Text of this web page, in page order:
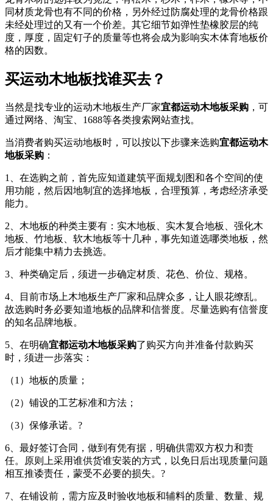
同材质龙骨也有不同的价格，另外经过防腐处理的龙骨价格跟
未经处理过的又有一个价差。其它细节如弹性垫橡胶层的纯
度，厚度，固定钉子的质量等也将会成为影响实木体育地板价
格的因数。
买运动木地板找谁买去？
当然是找专业的运动木地板生产厂家宜都运动木地板采购 ，可
通过网络、淘宝、1688等各类搜索网站查找。
当消费者购买运动地板时，可以按以下步骤来选购宜都运动木
地板采购 ：
1、在选购之前，首先应知道建筑平面规划图和各个空间的使
用功能，然后因地制宜的选择地板，合理预算，考虑经济承受
能力。
2、木地板的种类主要有：实木地板、实木复合地板、强化木
地板、竹地板、软木地板等十几种，事先知道选哪类地板，然
后才能集中精力去挑选。
3、种类确定后，须进一步确定材质、花色、价位、规格。
4、目前市场上木地板生产厂家和品牌众多，让人眼花缭乱。
故选购时务必要知道地板的品牌和信誉度。尽量选购有信誉度
的知名品牌地板。
5、在明确宜都运动木地板采购了购买方向并准备付款购买
时，须进一步落实：
（1）地板的质量；
（2）铺设的工艺标准和方法；
（3）保修承诺。?
6、最好签订合同，做到有凭有据，明确供需双方权力和责
任。原则上采用谁供货谁安装的方式，以免日后出现质量问题
相互推诿责任，蒙受不必要的损失。?
7、在铺设前，需方应及时验收地板和辅料的质量、数量、规